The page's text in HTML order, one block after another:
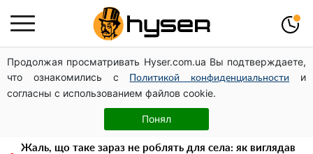
Продолжая просматривать Hyser.com.ua Вы подтверждаете,
что ознакомились с
Политикой конфиденциальности
и
согласны с использованием файлов cookie.
Понял
Дрони із націнкою: Олександр Конотопський вивів
мільйони оборонного бюджету через фіктивну фірму в
Естонії
Олена Тополя злив відео – це далеко не все: фронтмен
"Антитіла" Тарас Тополя став наступним
Жаль, що таке зараз не роблять для села: як виглядав